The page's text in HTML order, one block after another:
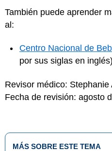
También puede aprender
al:
Centro Nacional de
por sus siglas en inglés)
Revisor médico:
Fecha de revisión: agosto
MÁS SOBRE ESTE TEMA